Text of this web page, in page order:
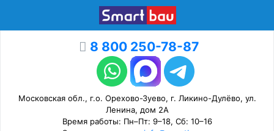
8 800 250-78-87
Московская обл., г.о. Орехово-Зуево, г. Ликино-Дулёво, ул.
Ленина, дом 2А
Время работы: Пн–Пт: 9–18, Сб: 10–16